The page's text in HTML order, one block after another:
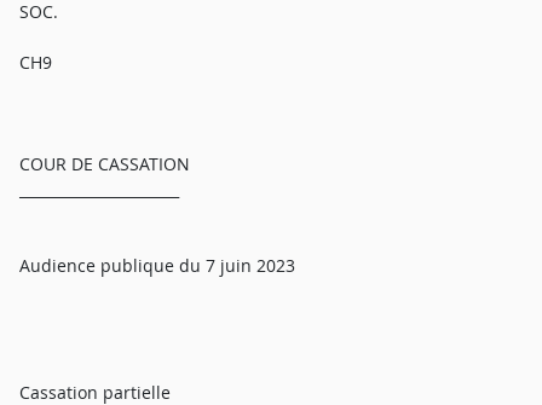
SOC.
CH9
COUR DE CASSATION
Audience publique du 7 juin 2023
Cassation partielle